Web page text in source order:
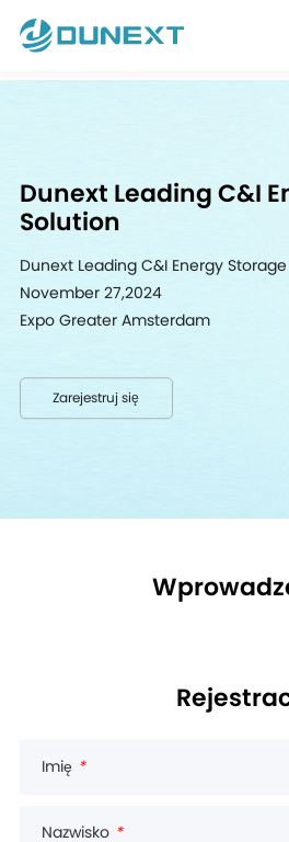
Dunext Leading C&I
Solution
Dunext Leading C&I Energy
November 27,2024
Expo Greater Amsterdam
Zarejestruj się
Imię *
Nazwisko *